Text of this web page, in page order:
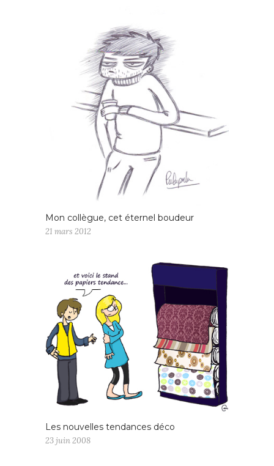
Mon collègue, cet éternel boudeur
21 mars 2012
Les nouvelles tendances déco
23 juin 2008